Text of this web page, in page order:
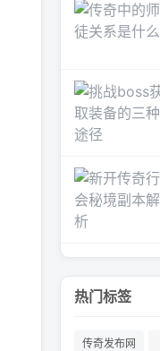
热门标签
传奇发布网